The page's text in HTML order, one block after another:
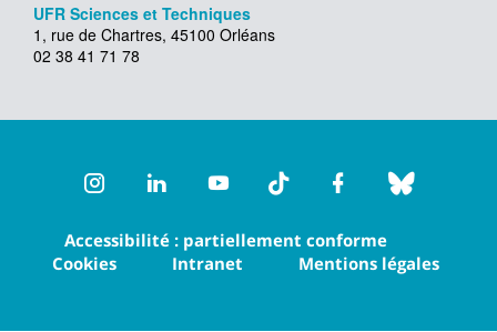
UFR Sciences et Techniques
1, rue de Chartres, 45100 Orléans
02 38 41 71 78
InstagramLinkedInYoutubeTikTok Facebook
Accessibilité : partiellement conforme
Cookies
Intranet Mentions légales